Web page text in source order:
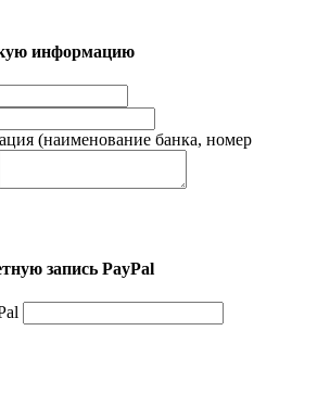
информацию
(наименование банка, номер
запись PayPal